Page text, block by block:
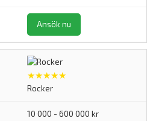
Ansök nu
★★★★★
Rocker
10 000 - 600 000 kr